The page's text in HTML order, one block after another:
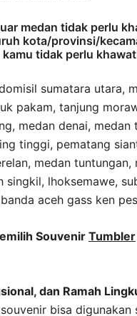
medan tidak perlu
kota/provinsi/
tidak perlu
sumatara utara,
pakam, tanjung
medan denai, medan
tinggi, pematang
medan tuntungan,
singkil, lhoksemawe,
aceh gass ken
Souvenir Tumbler
dan Ramah
bisa digunakan